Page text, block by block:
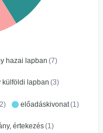
hazai lapban (7)
külföldi lapban (3)
előadáskivonat(1)
értekezés(1)